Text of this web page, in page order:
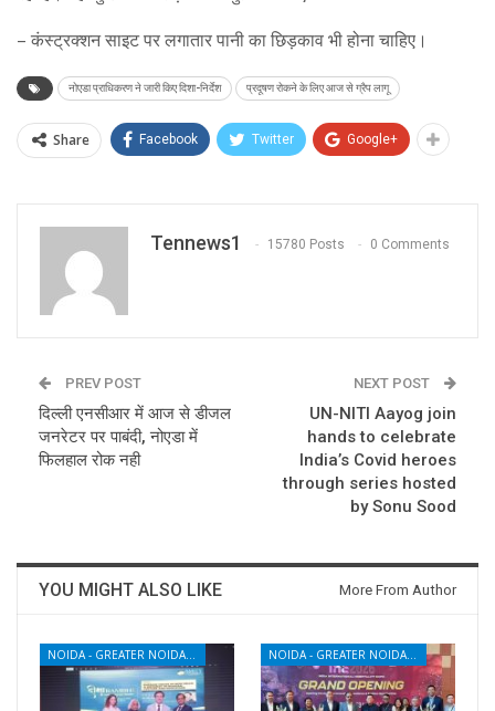
– कंस्ट्रक्शन साइट पर लगातार पानी का छिड़काव भी होना चाहिए।
नोएडा प्राधिकरण ने जारी किए दिशा-निर्देश प्रदूषण रोकने के लिए आज से ग्रैप लागू
Share Facebook Twitter Google+
Tennews1 15780 Posts 0 Comments
PREV POST
दिल्ली एनसीआर में आज से डीजल
जनरेटर पर पाबंदी, नोएडा में
फिलहाल रोक नही
NEXT POST
UN-NITI Aayog join
hands to celebrate
India’s Covid heroes
through series hosted
by Sonu Sood
YOU MIGHT ALSO LIKE More From Author
NOIDA - GREATER NOIDA - YAMUNA EXPRESSWAY NOIDA - GREATER NOIDA - YAMUNA EXPRESSWAY